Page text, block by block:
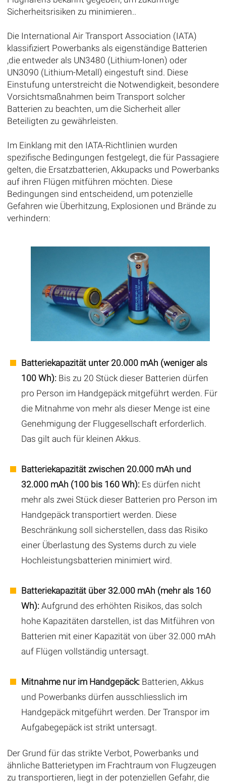
Sicherheitsrisiken zu minimieren..
Die International Air Transport Association (IATA)
klassifiziert Powerbanks als eigenständige Batterien
,die entweder als UN3480 (Lithium-Ionen) oder
UN3090 (Lithium-Metall) eingestuft sind. Diese
Einstufung unterstreicht die Notwendigkeit, besondere
Vorsichtsmaßnahmen beim Transport solcher
Batterien zu beachten, um die Sicherheit aller
Beteiligten zu gewährleisten.
Im Einklang mit den IATA-Richtlinien wurden
spezifische Bedingungen festgelegt, die für Passagiere
gelten, die Ersatzbatterien, Akkupacks und Powerbanks
auf ihren Flügen mitführen möchten. Diese
Bedingungen sind entscheidend, um potenzielle
Gefahren wie Überhitzung, Explosionen und Brände zu
verhindern:
Batteriekapazität unter 20.000 mAh (weniger als
100 Wh):Bis zu 20 Stück dieser Batterien dürfen
pro Person im Handgepäck mitgeführt werden. Für
die Mitnahme von mehr als dieser Menge ist eine
Genehmigung der Fluggesellschaft erforderlich.
Das gilt auch für kleinen Akkus.
Batteriekapazität zwischen 20.000 mAh und
32.000 mAh (100 bis 160 Wh):Es dürfen nicht
mehr als zwei Stück dieser Batterien pro Person im
Handgepäck transportiert werden. Diese
Beschränkung soll sicherstellen, dass das Risiko
einer Überlastung des Systems durch zu viele
Hochleistungsbatterien minimiert wird.
Batteriekapazität über 32.000 mAh (mehr als 160
Wh):Aufgrund des erhöhten Risikos, das solch
hohe Kapazitäten darstellen, ist das Mitführen von
Batterien mit einer Kapazität von über 32.000 mAh
auf Flügen vollständig untersagt.
Mitnahme nur im Handgepäck:Batterien, Akkus
und Powerbanks dürfen ausschliesslich im
Handgepäck mitgeführt werden. Der Transpor im
Aufgabegepäck ist strikt untersagt.
Der Grund für das strikte Verbot, Powerbanks und
ähnliche Batterietypen im Frachtraum von Flugzeugen
zu transportieren, liegt in der potenziellen Gefahr, die